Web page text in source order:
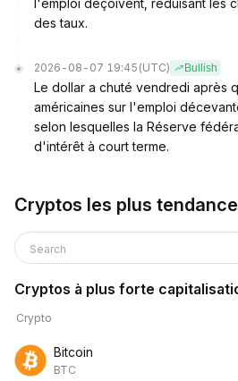
l'emploi déçoivent, réduisant les
des taux.
2026-08-07 19:45 (UTC) Bullish
Le dollar a chuté vendredi après
américaines sur l'emploi
selon lesquelles la Réserve
d'intérêt à court terme.
Cryptos les plus tendance
Search
Cryptos à plus forte
Crypto
Bitcoin
BTC